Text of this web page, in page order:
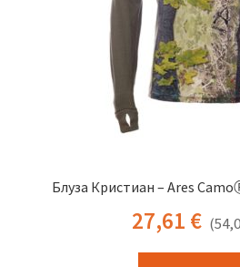
Блуза Кристиан – Ares
27,61 € (